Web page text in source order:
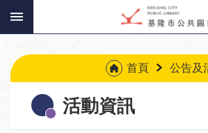
跳到主要內容區塊
:::
首頁 公告及
活動資訊